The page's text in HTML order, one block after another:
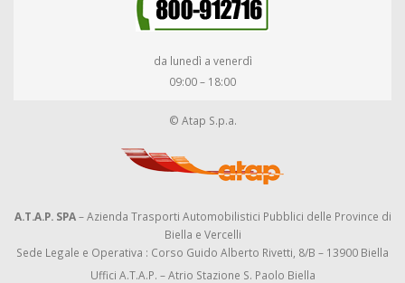
da lunedì a venerdì
09:00 – 18:00
© Atap S.p.a.
A.T.A.P. SPA– Azienda Trasporti Automobilistici Pubblici delle Province di
Biella e Vercelli
Sede Legale e Operativa : Corso Guido Alberto Rivetti, 8/B – 13900 Biella
Uffici A.T.A.P. – Atrio Stazione S. Paolo Biella